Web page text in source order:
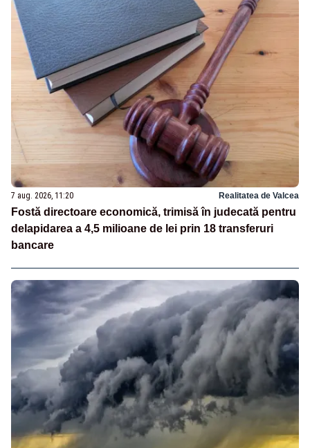
7 aug. 2026, 11:20 Realitatea de Valcea
Fostă directoare economică, trimisă în judecată pentru
delapidarea a 4,5 milioane de lei prin 18 transferuri
bancare